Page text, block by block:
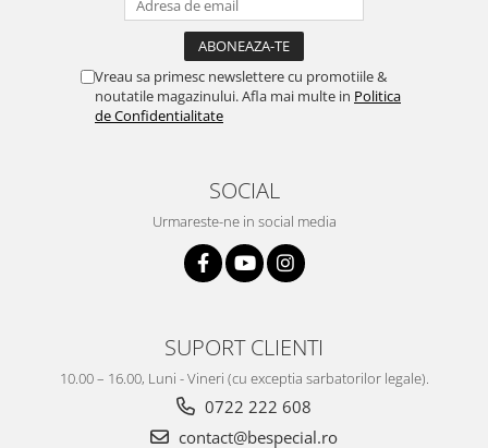
Vreau sa primesc newslettere cu promotiile &
noutatile magazinului. Afla mai multe in Politica
de Confidentialitate
SOCIAL
Urmareste-ne in social media
SUPORT CLIENTI
10.00 – 16.00, Luni - Vineri (cu exceptia sarbatorilor legale).
0722 222 608
contact@bespecial.ro